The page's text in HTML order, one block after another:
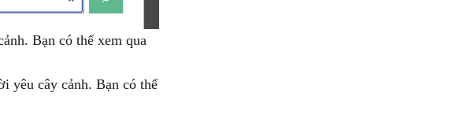
Bạn có thể xem qua
yêu cây cảnh. Bạn có thể